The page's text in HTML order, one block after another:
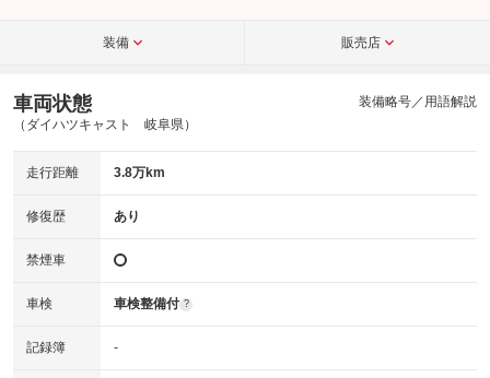
装備 販売店
車両状態
（ダイハツキャスト 岐阜県）
装備略号／用語解説
走行距離 3.8万km
修復歴 あり
禁煙車
車検 車検整備付 ?
記録簿 -